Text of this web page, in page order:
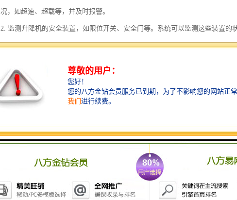
况，如超速、超载等，并及时报警。
2. 监测升降机的安全装置，如限位开关、安全门等。系统可以监测这些装置
及保证工人的安全。
3. 监测工地周边的环境条件，如风速、温度等。系统可以根据这些环境参数
大风、雷雨等。
4. 数据记录和分析功能。系统可以记录升降机的运行数据，包括运行时间、
5. 远程监控和管理功能。系统可以通过互联网连接，实现对升降机的远程监
工地升降机安全监测系统可以提高工地升降机的安全性和管理效率，减少事
支持，帮助工地管理人员进行决策和优化工地管理。